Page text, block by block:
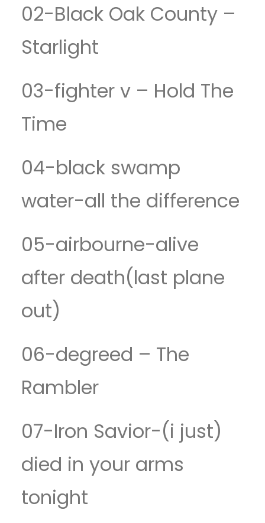
02-Black Oak County –
Starlight
03-fighter v – Hold The
Time
04-black swamp
water-all the difference
05-airbourne-alive
after death(last plane
out)
06-degreed – The
Rambler
07-Iron Savior-(i just)
died in your arms
tonight